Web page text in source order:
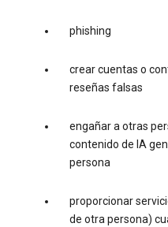
phishing
crear cuentas o
reseñas falsas
engañar a otras
contenido de IA
persona
proporcionar
de otra persona)